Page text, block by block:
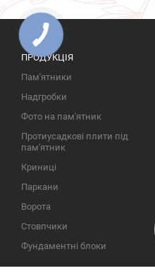
ПРОДУКЦІЯ
Пам'ятники
Надгробки
Фото на пам'ятник
Протиусадкові плити під
пам'ятник
Криниці
Паркани
Ворота
Стовпчики
Фундаментні блоки